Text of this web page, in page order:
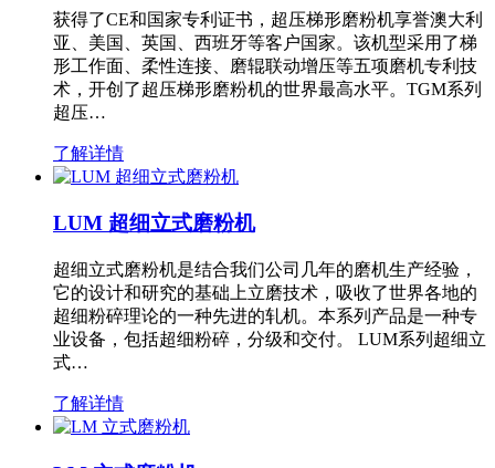
获得了CE和国家专利证书，超压梯形磨粉机享誉澳大利
亚、美国、英国、西班牙等客户国家。该机型采用了梯
形工作面、柔性连接、磨辊联动增压等五项磨机专利技
术，开创了超压梯形磨粉机的世界最高水平。TGM系列
超压…
了解详情
LUM 超细立式磨粉机
超细立式磨粉机是结合我们公司几年的磨机生产经验，
它的设计和研究的基础上立磨技术，吸收了世界各地的
超细粉碎理论的一种先进的轧机。本系列产品是一种专
业设备，包括超细粉碎，分级和交付。 LUM系列超细立
式…
了解详情